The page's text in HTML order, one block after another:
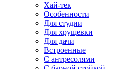
Хай-тек
Особенности
Для студии
Для хрущевки
Для дачи
Встроенные
С антресолями